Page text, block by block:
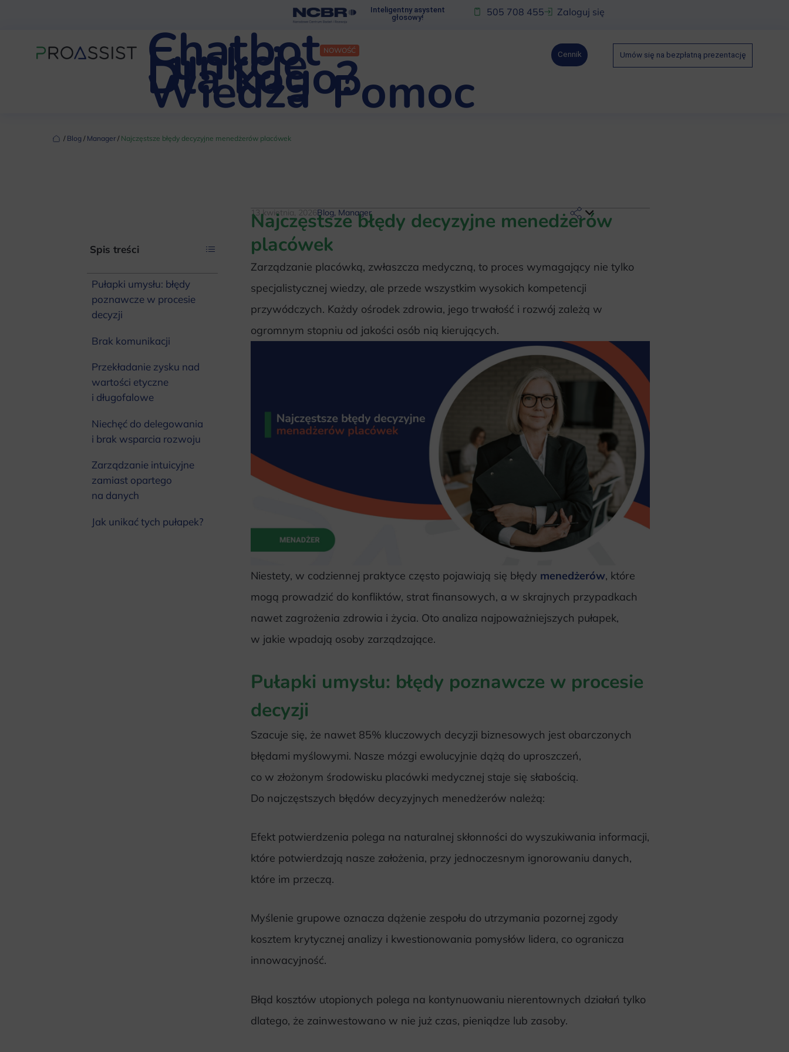
Inteligentny asystent
głosowy!
505 708 455 Zaloguj się
Chatbot NOWOŚĆ
Funkcje
Dla kogo?
Wiedza Pomoc
Cennik Umów się na bezpłatną prezentację
‏‏‎ ‎/‏‏‎ ‎ Blog ‏‏‎ ‎/‏‏‎ ‎ Manager ‏‏‎ ‎/‏‏‎ ‎ Najczęstsze błędy decyzyjne menedżerów placówek
Spis treści
Pułapki umysłu: błędy
poznawcze w procesie
decyzji
Brak komunikacji
Przekładanie zysku nad
wartości etyczne
i długofalowe
Niechęć do delegowania
i brak wsparcia rozwoju
Zarządzanie intuicyjne
zamiast opartego
na danych
Jak unikać tych pułapek?
13 kwietnia, 2026 Blog, Manager
Najczęstsze błędy decyzyjne menedżerów
placówek
Zarządzanie placówką, zwłaszcza medyczną, to proces wymagający nie tylko
specjalistycznej wiedzy, ale przede wszystkim wysokich kompetencji
przywódczych. Każdy ośrodek zdrowia, jego trwałość i rozwój zależą w
ogromnym stopniu od jakości osób nią kierujących.
Niestety, w codziennej praktyce często pojawiają się błędy menedżerów, które
mogą prowadzić do konfliktów, strat finansowych, a w skrajnych przypadkach
nawet zagrożenia zdrowia i życia. Oto analiza najpoważniejszych pułapek,
w jakie wpadają osoby zarządzające.
Pułapki umysłu: błędy poznawcze w procesie
decyzji
Szacuje się, że nawet 85% kluczowych decyzji biznesowych jest obarczonych
błędami myślowymi. Nasze mózgi ewolucyjnie dążą do uproszczeń,
co w złożonym środowisku placówki medycznej staje się słabością.
Do najczęstszych błędów decyzyjnych menedżerów należą:
Efekt potwierdzenia polega na naturalnej skłonności do wyszukiwania informacji,
które potwierdzają nasze założenia, przy jednoczesnym ignorowaniu danych,
które im przeczą.
Myślenie grupowe oznacza dążenie zespołu do utrzymania pozornej zgody
kosztem krytycznej analizy i kwestionowania pomysłów lidera, co ogranicza
innowacyjność.
Błąd kosztów utopionych polega na kontynuowaniu nierentownych działań tylko
dlatego, że zainwestowano w nie już czas, pieniądze lub zasoby.